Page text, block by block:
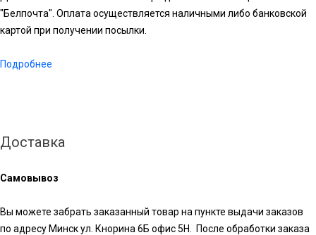
"Белпочта". Оплата осуществляется наличными либо банковской
картой при получении посылки.
Подробнее
Доставка
Самовывоз
Вы можете забрать заказанный товар на пункте выдачи заказов
по адресу Минск ул. Кнорина 6Б офис 5Н. После обработки заказа